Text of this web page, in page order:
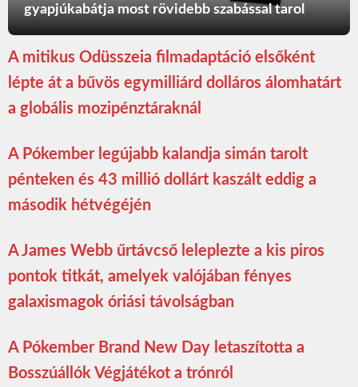
gyapjúkabátja most rövidebb szabással tarol
A mitikus Odüsszeia filmadaptáció elsőként
lépte át a bűvös egymilliárd dolláros álomhatárt
a globális mozipénztáraknál
A Pókember legújabb kalandja simán tarolt
pénteken és 43 millió dollárt kaszált eddig a
második hétvégéjén
A James Webb űrtávcső leleplezte a kis piros
pontok titkát, amelyek valójában fényes
galaxismagok óriási távolságban
A Pókember Brand New Day letaszította a
Bosszúállók Végjátékot a trónról